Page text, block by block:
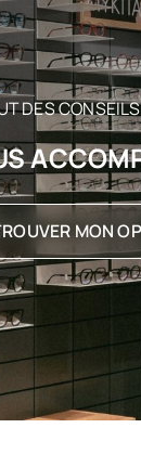
DES
MON